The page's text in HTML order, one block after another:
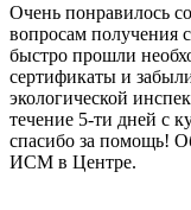
Очень понравилось
вопросам получения
быстро прошли
сертификаты и
экологической
течение 5-ти дней с
спасибо за помощь!
ИСМ в Центре.